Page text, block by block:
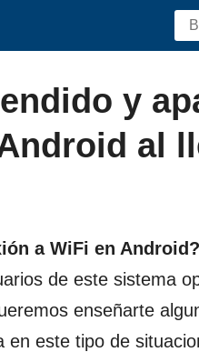
y
al
a WiFi en Android?
de este sistema
enseñarte
este tipo de